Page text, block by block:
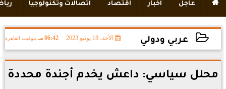
 عاجل أخبار اقتصاد اتصالات وتكنولوجيا
عربي ودولي الأحد، 18 يونيو 2023 06:42 مـ بتوقيت القاهرة
2023-06-18 18:42:12
محلل سياسي: داعش يخدم أجندة محددة